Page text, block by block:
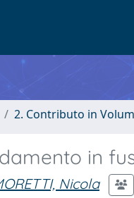
2. Contributo in
in
Nicola